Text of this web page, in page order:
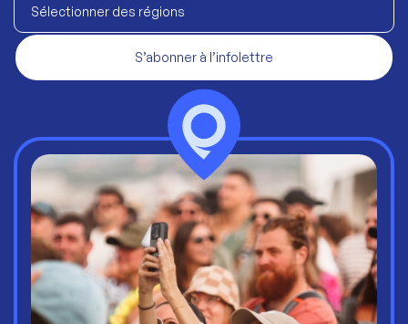
Sélectionner des régions
S’abonner à l’infolettre